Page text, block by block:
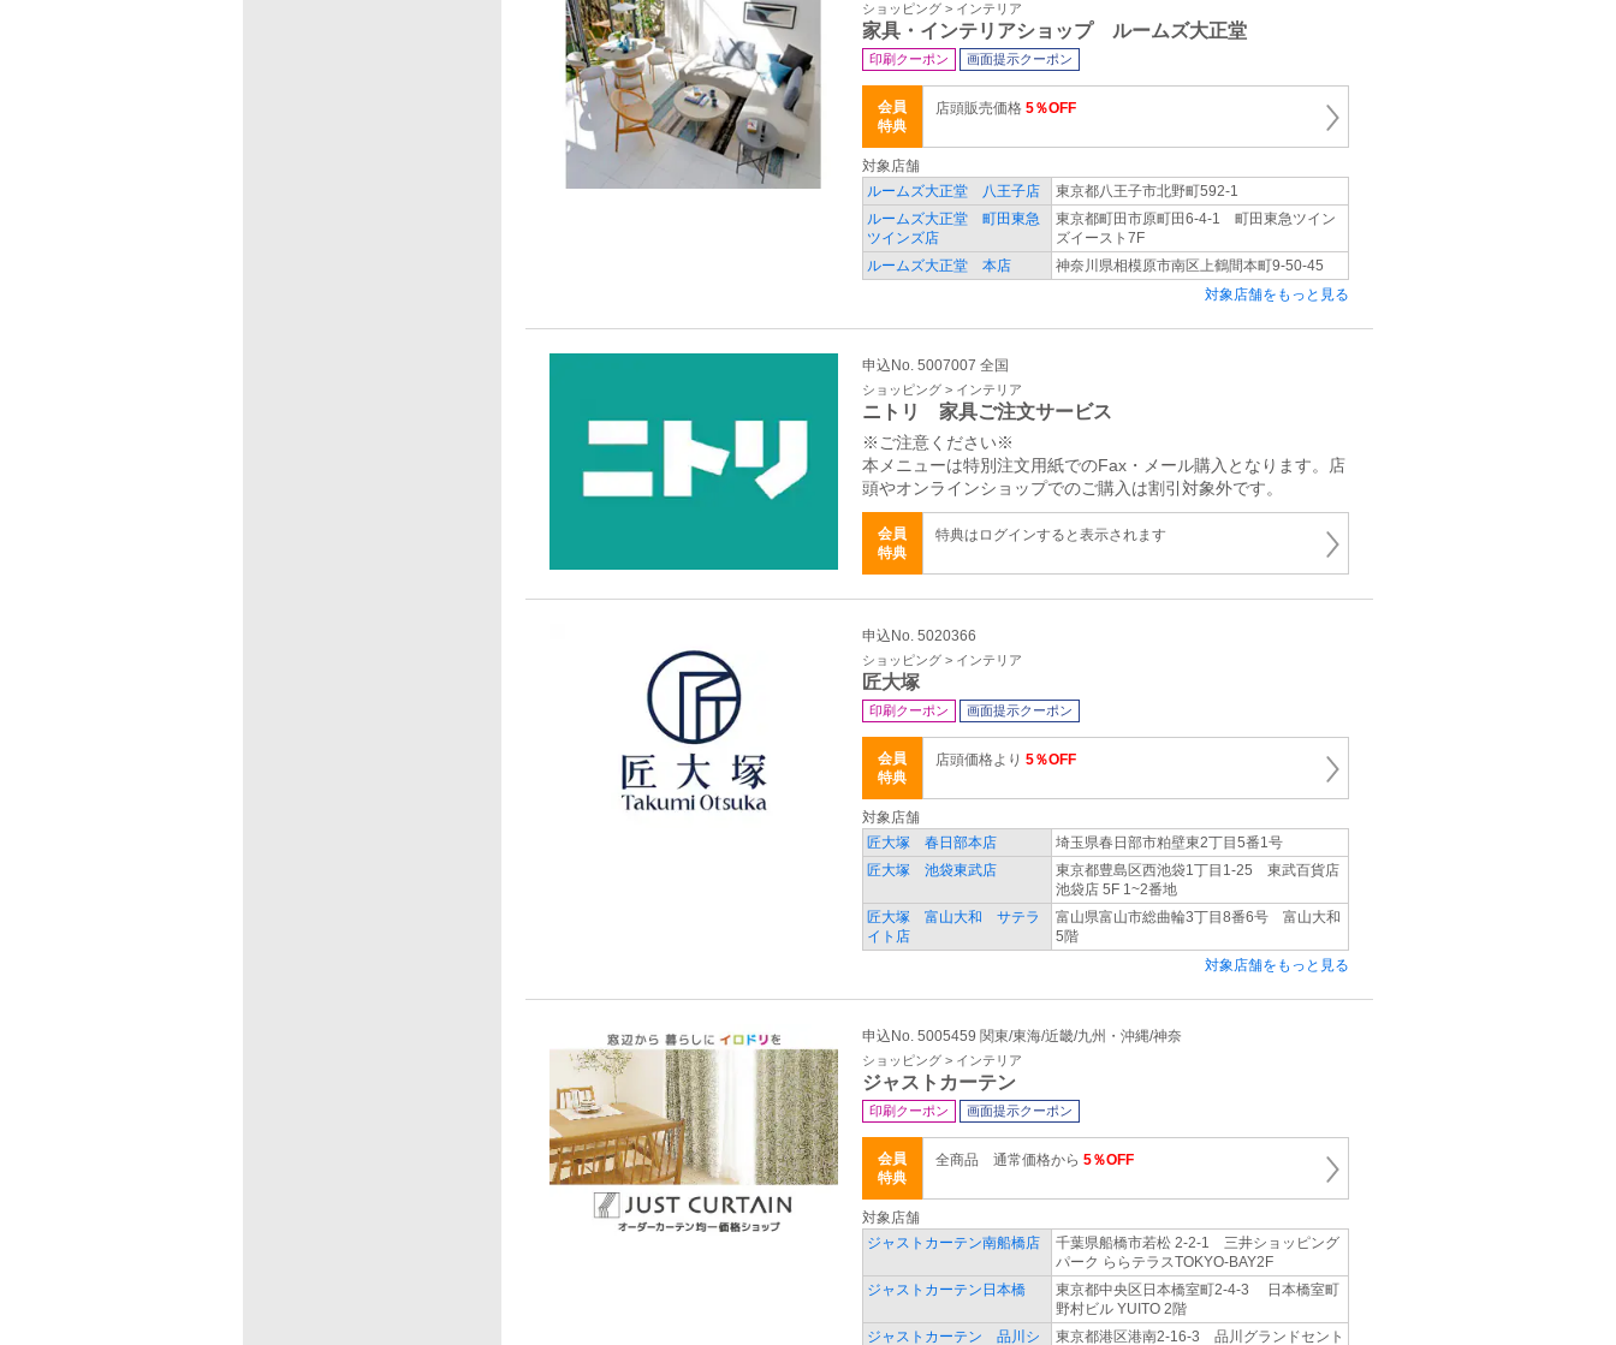
ショッピング > インテリア
家具・インテリアショップ ルームズ大正堂
印刷クーポン 画面提示クーポン
会員
特典
店頭販売価格 5％OFF
対象店舗
ルームズ大正堂 八王子店
東京都八王子市北野町592-1
ルームズ大正堂 町田東急
ツインズ店
東京都町田市原町田6-4-1 町田東急ツイン
ズイースト7F
ルームズ大正堂 本店
神奈川県相模原市南区上鶴間本町9-50-45
対象店舗をもっと見る
申込No. 5007007 全国
ショッピング > インテリア
ニトリ 家具ご注文サービス
※ご注意ください※
本メニューは特別注文用紙でのFax・メール購入となります。店
頭やオンラインショップでのご購入は割引対象外です。
会員
特典
特典はログインすると表示されます
申込No. 5020366
ショッピング > インテリア
匠大塚
印刷クーポン 画面提示クーポン
会員
特典
店頭価格より 5％OFF
対象店舗
匠大塚 春日部本店
埼玉県春日部市粕壁東2丁目5番1号
匠大塚 池袋東武店
東京都豊島区西池袋1丁目1-25 東武百貨店
池袋店 5F 1~2番地
匠大塚 富山大和 サテラ
イト店
富山県富山市総曲輪3丁目8番6号 富山大和
5階
対象店舗をもっと見る
申込No. 5005459 関東/東海/近畿/九州・沖縄/神奈
ショッピング > インテリア
ジャストカーテン
印刷クーポン 画面提示クーポン
会員
特典
全商品 通常価格から 5％OFF
対象店舗
ジャストカーテン南船橋店
千葉県船橋市若松 2-2-1 三井ショッピング
パーク ららテラスTOKYO-BAY2F
ジャストカーテン日本橋
東京都中央区日本橋室町2-4-3 日本橋室町
野村ビル YUITO 2階
ジャストカーテン 品川シ
東京都港区港南2-16-3 品川グランドセント